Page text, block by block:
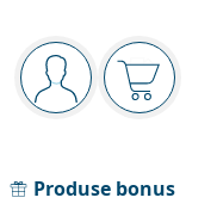
Panou de navigare
Sunteți logat
Coșul
Produse bonus